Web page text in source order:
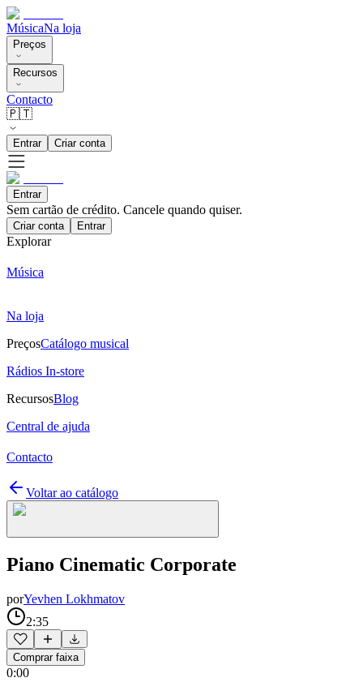
MúsicaNa loja
Preços
Recursos
Contacto
🇵🇹
Entrar Criar conta
Entrar
Sem cartão de crédito. Cancele quando quiser.
Criar conta Entrar
Explorar
Música
Na loja
PreçosCatálogo musical
Rádios In-store
RecursosBlog
Central de ajuda
Contacto
Voltar ao catálogo
Piano Cinematic Corporate
porYevhen Lokhmatov
2:35
Comprar faixa
0:00